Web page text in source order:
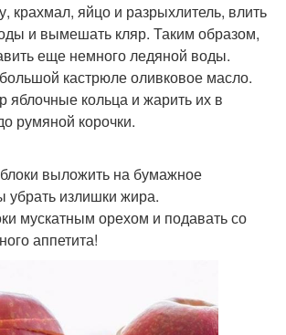
крахмал, яйцо и разрыхлитель, влить
и вымешать кляр. Таким образом,
еще немного ледяной воды.
кастрюле оливковое масло.
яблочные кольца и жарить их в
румяной корочки.
выложить на бумажное
убрать излишки жира.
мускатным орехом и подавать со
аппетита!